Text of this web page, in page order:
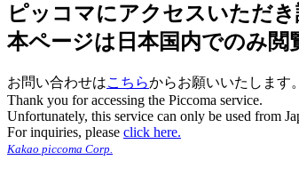
ピッコマにアクセスいただ
本ページは日本国内でのみ閲
お問い合わせはこちらからお願いいたします。
Thank you for accessing the Piccoma service.
Unfortunately, this service can only be used from
For inquiries, please click here.
Kakao piccoma Corp.